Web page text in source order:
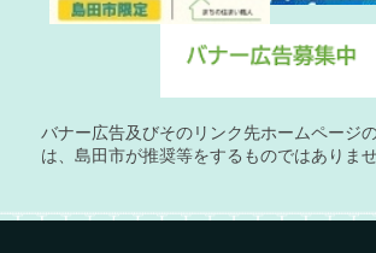
バナー広告及びそのリンク先ホームページ
は、島田市が推奨等をするものではありませ